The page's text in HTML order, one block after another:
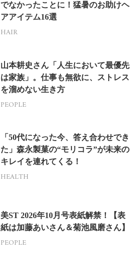
でなかったことに！猛暑のお助けヘ
アアイテム16選
HAIR
山本耕史さん「人生において最優先
は家族」。仕事も無欲に、ストレス
を溜めない生き方
PEOPLE
「50代になった今、答え合わせでき
た」森永製菓の“モリコラ”が未来の
キレイを連れてくる！
HEALTH
美ST 2026年10月号表紙解禁！【表
紙は加藤あいさん＆菊池風磨さん】
PEOPLE